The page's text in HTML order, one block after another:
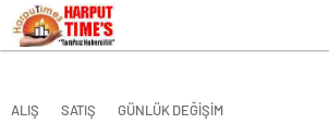
ALIŞ
SATIŞ GÜNLÜK DEĞİŞİM